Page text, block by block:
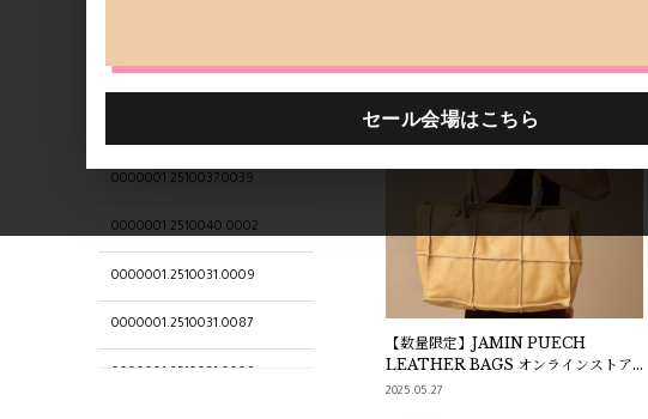
0000001.2510037.0039
0000001.2510040.0002
0000001.2510031.0009
0000001.2510031.0087
【数量限定】JAMIN PUECH
LEATHER BAGS オンラインストア
先行入荷のお知らせ
2025.05.27